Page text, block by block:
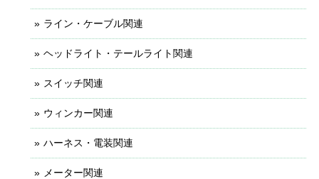
ライン・ケーブル関連
ヘッドライト・テールライト関連
スイッチ関連
ウィンカー関連
ハーネス・電装関連
メーター関連